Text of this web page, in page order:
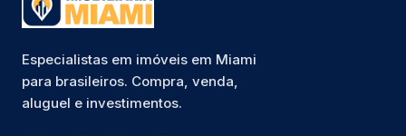
Especialistas em imóveis em Miami
para brasileiros. Compra, venda,
aluguel e investimentos.